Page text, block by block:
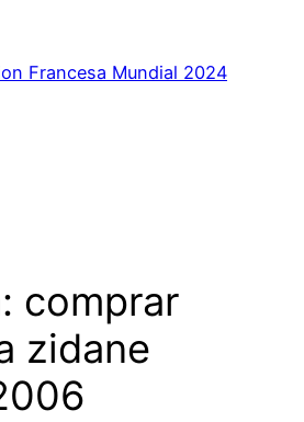
Francesa Mundial 2024
comprar
zidane